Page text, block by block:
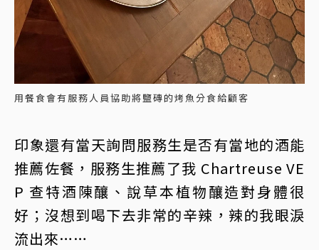
用餐食會有服務人員協助將鹽磚的烤魚分食給顧客
印象還有當天詢問服務生是否有當地的酒能
推薦佐餐，服務生推薦了我 Chartreuse VE
P 查特酒陳釀、說草本植物釀造對身體很
好；沒想到喝下去非常的辛辣，辣的我眼淚
流出來……